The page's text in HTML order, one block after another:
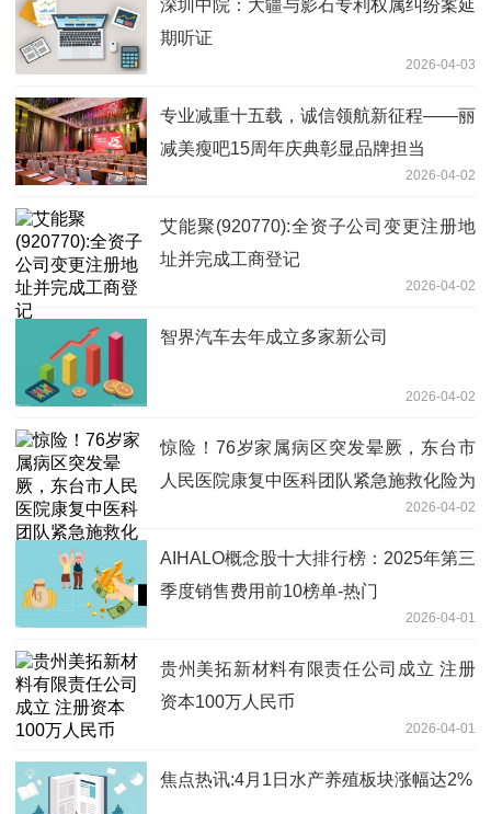
深圳中院：大疆与影石专利权属纠纷案延
期听证
2026-04-03
专业减重十五载，诚信领航新征程——丽
减美瘦吧15周年庆典彰显品牌担当
2026-04-02
艾能聚(920770):全资子公司变更注册地
址并完成工商登记
2026-04-02
智界汽车去年成立多家新公司
2026-04-02
惊险！76岁家属病区突发晕厥，东台市
人民医院康复中医科团队紧急施救化险为
2026-04-02
AIHALO概念股十大排行榜：2025年第三
季度销售费用前10榜单-热门
2026-04-01
贵州美拓新材料有限责任公司成立 注册
资本100万人民币
2026-04-01
焦点热讯:4月1日水产养殖板块涨幅达2%